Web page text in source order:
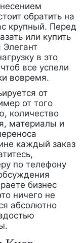
обратить на
крупный. Перед
или купить
Элегант
в это
все успели
вовремя.
от
от того
количество
материалы и
каждый заказ
по телефону
бизнес
ничего не
абсолютно